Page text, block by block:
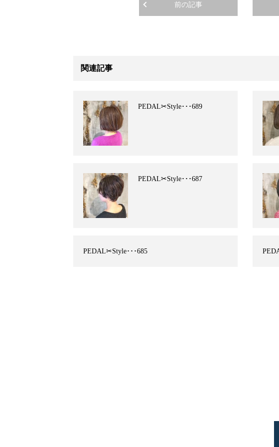
前の記事
関連記事
PEDAL✂︎Style･･･689
PEDAL✂︎Style･･･687
PEDAL✂︎Style･･･685